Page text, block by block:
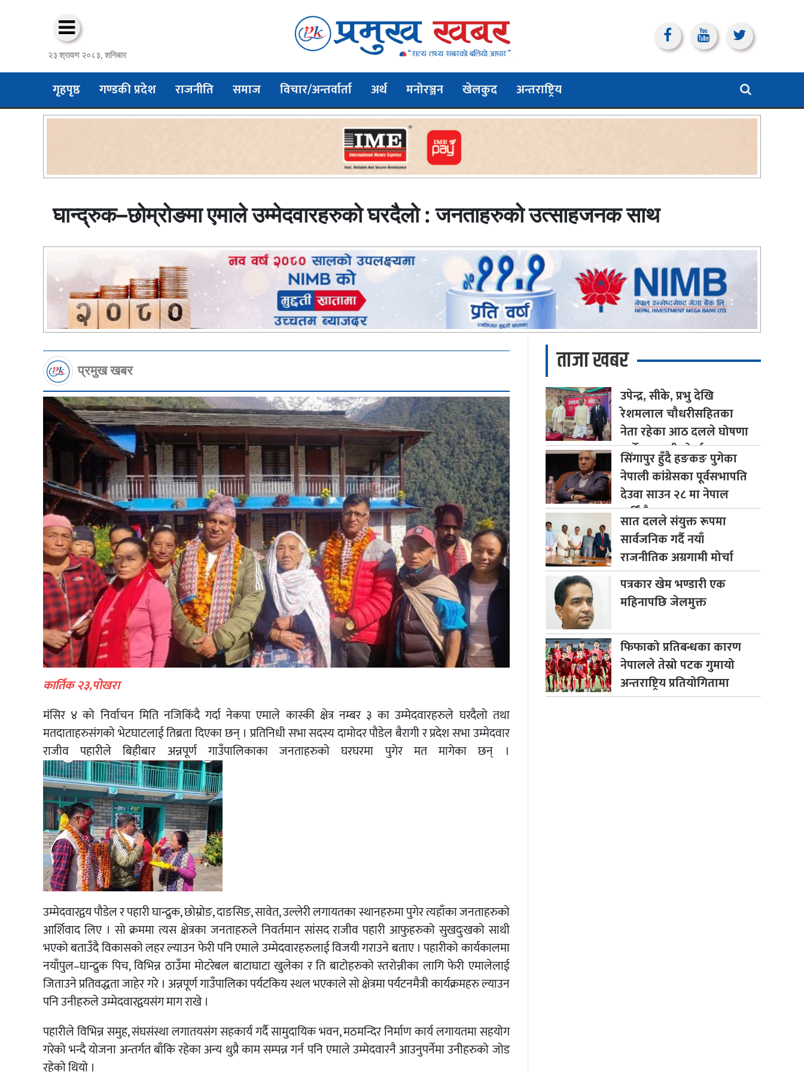
२३ श्रावण २०८३, शनिबार
गृहपृष्ठ गण्डकी प्रदेश राजनीति समाज विचार/अन्तर्वार्ता अर्थ मनोरञ्जन खेलकुद अन्तराष्ट्रिय
घान्द्रुक–छोम्रोङमा एमाले उम्मेदवारहरुको घरदैलो : जनताहरुको उत्साहजनक साथ
प्रमुख खबर
कार्तिक २३,पोखरा
मंसिर ४ को निर्वाचन मिति नजिकिंदै गर्दा नेकपा एमाले कास्की क्षेत्र नम्बर ३ का उम्मेदवारहरुले घरदैलो तथा
मतदाताहरुसंगको भेटघाटलाई तिब्रता दिएका छन् । प्रतिनिधी सभा सदस्य दामोदर पौडेल बैरागी र प्रदेश सभा उम्मेदवार
राजीव पहारीले बिहीबार अन्नपूर्ण गाउँपालिकाका जनताहरुको घरघरमा पुगेर मत मागेका छन् ।
उम्मेदवारद्वय पौडेल र पहारी घान्द्रुक, छोम्रोङ, दाङसिङ, सावेत, उल्लेरी लगायतका स्थानहरुमा पुगेर त्यहाँका जनताहरुको
आर्शिवाद लिए । सो क्रममा त्यस क्षेत्रका जनताहरुले निवर्तमान सांसद राजीव पहारी आफुहरुको सुखदुःखको साथी
भएको बताउँदै विकासको लहर ल्याउन फेरी पनि एमाले उम्मेदवारहरुलाई विजयी गराउने बताए । पहारीको कार्यकालमा
नयाँपुल–घान्द्रुक पिच, विभिन्न ठाउँमा मोटरेबल बाटाघाटा खुलेका र ति बाटोहरुको स्तरोन्नीका लागि फेरी एमालेलाई
जिताउने प्रतिवद्धता जाहेर गरे । अन्नपूर्ण गाउँपालिका पर्यटकिय स्थल भएकाले सो क्षेत्रमा पर्यटनमैत्री कार्यक्रमहरु ल्याउन
पनि उनीहरुले उम्मेदवारद्वयसंग माग राखे ।
पहारीले विभिन्न समुह, संघसंस्था लगातयसंग सहकार्य गर्दै सामुदायिक भवन, मठमन्दिर निर्माण कार्य लगायतमा सहयोग
गरेको भन्दै योजना अन्तर्गत बाँकि रहेका अन्य थुप्रै काम सम्पन्न गर्न पनि एमाले उम्मेदवारनै आउनुपर्नेमा उनीहरुको जोड
ताजा खबर
उपेन्द्र,सीके, प्रभु देखि
रेशमलाल चौधरीसहितका
नेता रहेका आठ दलले घोषणा
गर्यो अग्रगामी मोर्चा
सिंगापुरहुँदै हङकङ पुगेका
नेपाली कांग्रेसका पूर्वसभापति
देउवा साउन २८ मा नेपाल
फर्किँदै
सातदलले संयुक्त रूपमा
सार्वजनिक गर्दै नयाँ
राजनीतिक अग्रगामी मोर्चा
पत्रकारखेम भण्डारी एक
महिनापछि जेलमुक्त
फिफाकोप्रतिबन्धका कारण
नेपालले तेस्रो पटक गुमायो
अन्तराष्ट्रिय प्रतियोगितामा